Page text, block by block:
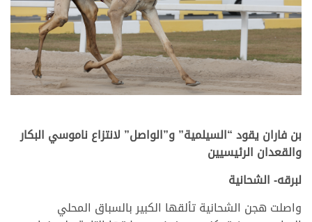
بن فاران يقود “السيلمية” و”الواصل” لانتزاع ناموسي البكار
والقعدان الرئيسيين
لبرقه- الشحانية
واصلت هجن الشحانية تألقها الكبير بالسباق المحلي